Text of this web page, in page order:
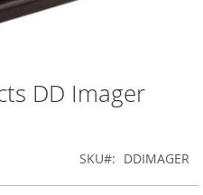
DD Imager
SKU DDIMAGER